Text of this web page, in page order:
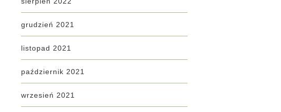
grudzień 2021
listopad 2021
październik 2021
wrzesień 2021